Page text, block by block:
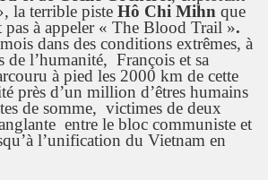
la terrible piste Hô Chi Mihn que
pas à appeler « The Blood Trail ».
dans des conditions extrêmes, à
de l’humanité, François et sa
à pied les 2000 km de cette
près d’un million d’êtres humains
de somme, victimes de deux
entre le bloc communiste et
l’unification du Vietnam en